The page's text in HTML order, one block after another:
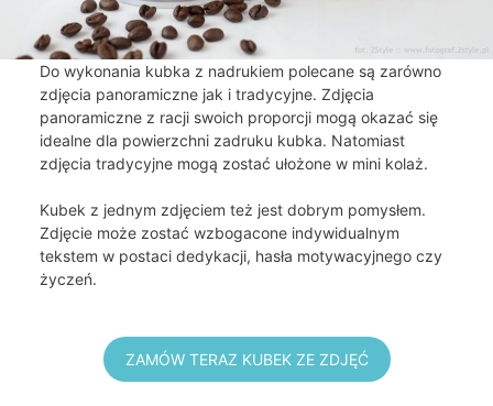
Do wykonania kubka z nadrukiem polecane są zarówno
zdjęcia panoramiczne jak i tradycyjne. Zdjęcia
panoramiczne z racji swoich proporcji mogą okazać się
idealne dla powierzchni zadruku kubka. Natomiast
zdjęcia tradycyjne mogą zostać ułożone w mini kolaż.
Kubek z jednym zdjęciem też jest dobrym pomysłem.
Zdjęcie może zostać wzbogacone indywidualnym
tekstem w postaci dedykacji, hasła motywacyjnego czy
życzeń.
ZAMÓW TERAZ KUBEK ZE ZDJĘĆ